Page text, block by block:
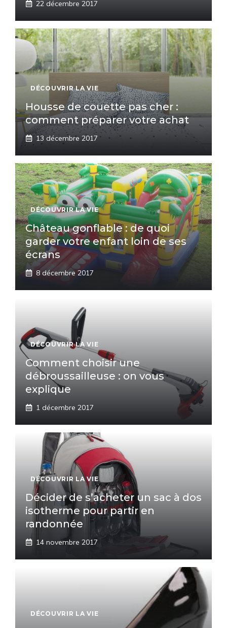
22 décembre 2017
DÉCOUVRIR LA VIE
Housse de couette pas cher :
comment préparer votre achat
13 décembre 2017
DÉCOUVRIR LA VIE
Château gonflable : de quoi
garder votre enfant loin de ses
écrans
8 décembre 2017
DÉCOUVRIR LA VIE
Comment choisir une
débroussailleuse : on vous
explique
1 décembre 2017
DÉCOUVRIR LA VIE
Décider de s’acheter un sac à dos
isotherme pour partir en
randonnée
14 novembre 2017
DÉCOUVRIR LA VIE